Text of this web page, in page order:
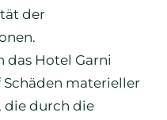
der
das Hotel Garni
Schäden materieller
die durch die